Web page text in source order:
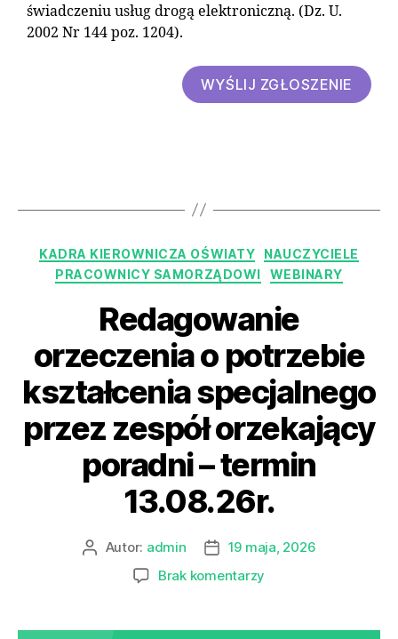
świadczeniu usług drogą elektroniczną. (Dz. U.
2002 Nr 144 poz. 1204).
WYŚLIJ ZGŁOSZENIE
KADRA KIEROWNICZA OŚWIATY
NAUCZYCIELE
PRACOWNICY SAMORZĄDOWI
WEBINARY
Redagowanie
orzeczenia o potrzebie
kształcenia specjalnego
przez zespół orzekający
poradni – termin
13.08.26r.
Autor: admin
19 maja, 2026
Brak komentarzy